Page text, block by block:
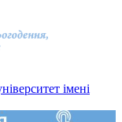
імені